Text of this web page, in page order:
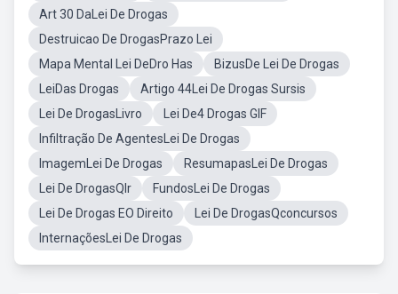
Art 30 DaLei De Drogas
Destruicao De DrogasPrazo Lei
Mapa Mental Lei DeDro Has
BizusDe Lei De Drogas
LeiDas Drogas
Artigo 44Lei De Drogas Sursis
Lei De DrogasLivro
Lei De4 Drogas GIF
Infiltração De AgentesLei De Drogas
ImagemLei De Drogas
ResumapasLei De Drogas
Lei De DrogasQlr
FundosLei De Drogas
Lei De Drogas EO Direito
Lei De DrogasQconcursos
InternaçõesLei De Drogas